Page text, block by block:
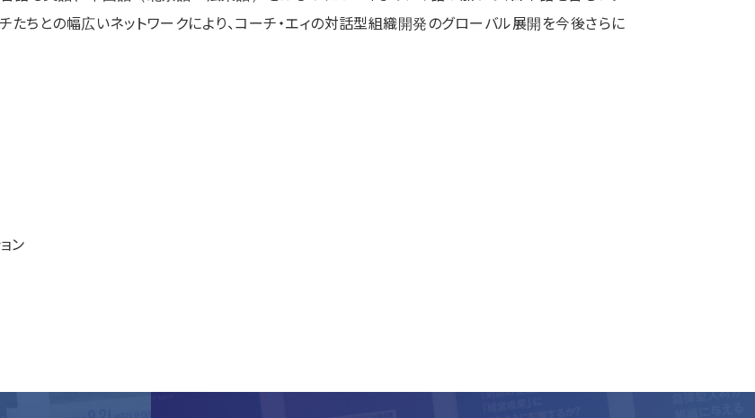
ちとの幅広いネットワークにより、コーチ・エィの対話型組織開発のグローバル展開を今後さらに
ン